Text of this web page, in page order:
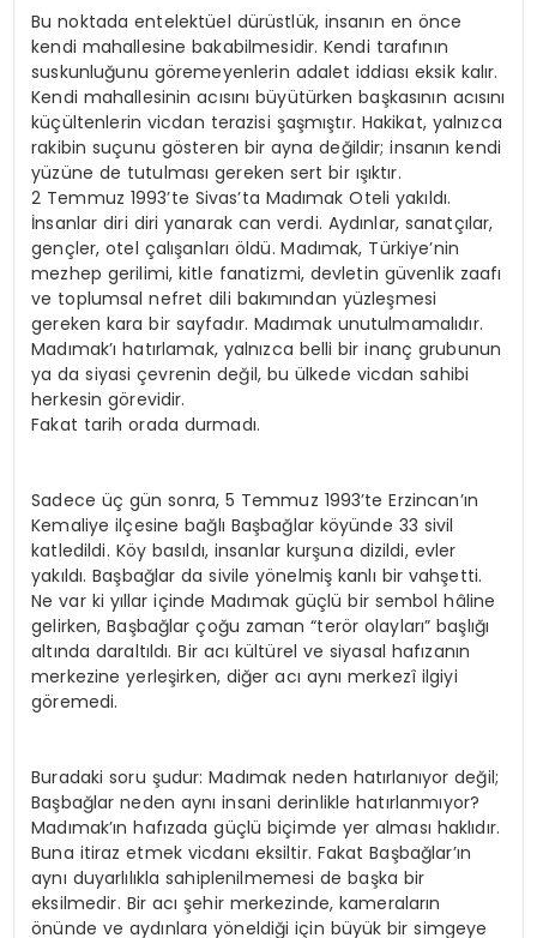
Bu noktada entelektüel dürüstlük, insanın en önce
kendi mahallesine bakabilmesidir. Kendi tarafının
suskunluğunu göremeyenlerin adalet iddiası eksik kalır.
Kendi mahallesinin acısını büyütürken başkasının acısını
küçültenlerin vicdan terazisi şaşmıştır. Hakikat, yalnızca
rakibin suçunu gösteren bir ayna değildir; insanın kendi
yüzüne de tutulması gereken sert bir ışıktır.
2 Temmuz 1993’te Sivas’ta Madımak Oteli yakıldı.
İnsanlar diri diri yanarak can verdi. Aydınlar, sanatçılar,
gençler, otel çalışanları öldü. Madımak, Türkiye’nin
mezhep gerilimi, kitle fanatizmi, devletin güvenlik zaafı
ve toplumsal nefret dili bakımından yüzleşmesi
gereken kara bir sayfadır. Madımak unutulmamalıdır.
Madımak’ı hatırlamak, yalnızca belli bir inanç grubunun
ya da siyasi çevrenin değil, bu ülkede vicdan sahibi
herkesin görevidir.
Fakat tarih orada durmadı.
Sadece üç gün sonra, 5 Temmuz 1993’te Erzincan’ın
Kemaliye ilçesine bağlı Başbağlar köyünde 33 sivil
katledildi. Köy basıldı, insanlar kurşuna dizildi, evler
yakıldı. Başbağlar da sivile yönelmiş kanlı bir vahşetti.
Ne var ki yıllar içinde Madımak güçlü bir sembol hâline
gelirken, Başbağlar çoğu zaman “terör olayları” başlığı
altında daraltıldı. Bir acı kültürel ve siyasal hafızanın
merkezine yerleşirken, diğer acı aynı merkezî ilgiyi
göremedi.
Buradaki soru şudur: Madımak neden hatırlanıyor değil;
Başbağlar neden aynı insani derinlikle hatırlanmıyor?
Madımak’ın hafızada güçlü biçimde yer alması haklıdır.
Buna itiraz etmek vicdanı eksiltir. Fakat Başbağlar’ın
aynı duyarlılıkla sahiplenilmemesi de başka bir
eksilmedir. Bir acı şehir merkezinde, kameraların
önünde ve aydınlara yöneldiği için büyük bir simgeye